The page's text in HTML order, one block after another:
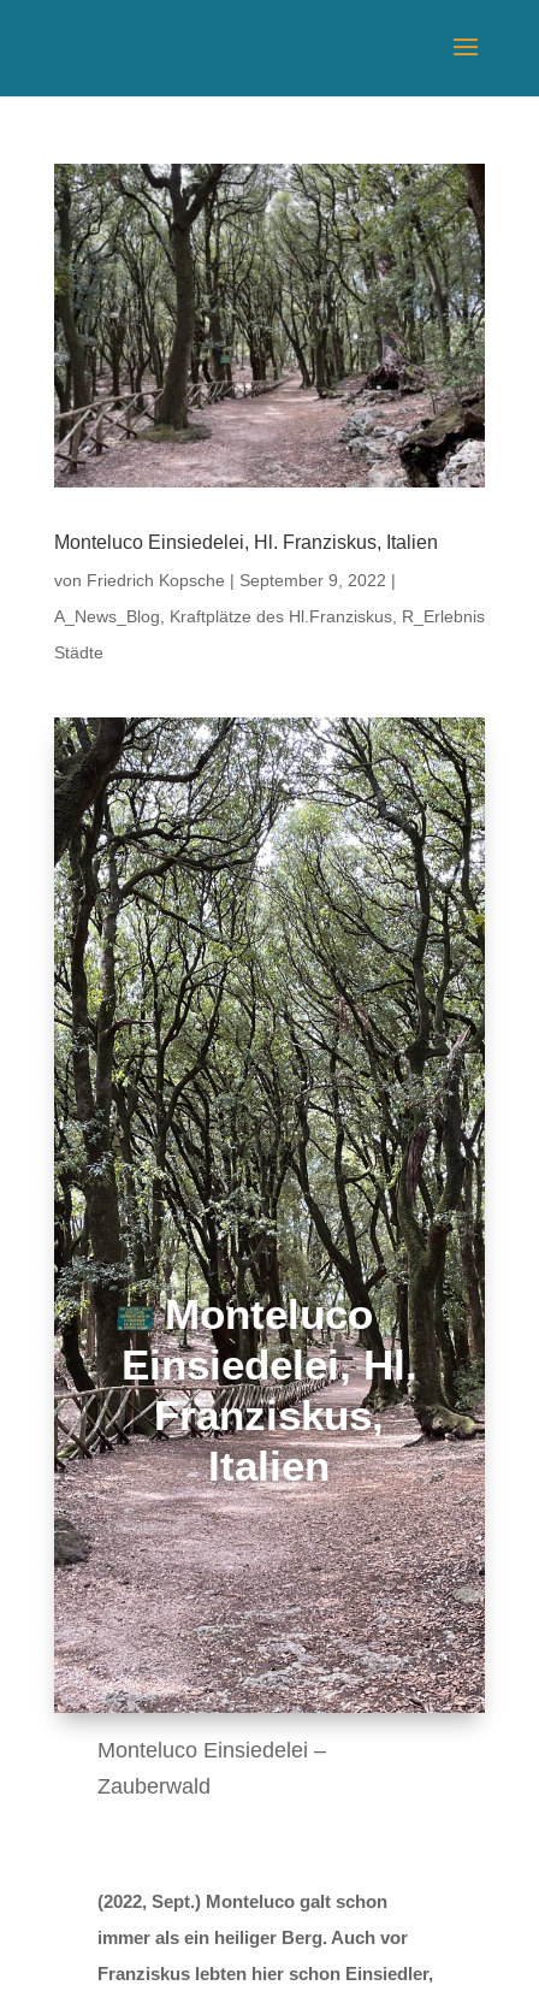
Monteluco Einsiedelei, Hl. Franziskus, Italien
von Friedrich Kopsche | September 9, 2022 |
A_News_Blog
Kraftplätze des Hl.Franziskus, R_Erlebnis
Städte
Monteluco
Einsiedelei, Hl.
Franziskus,
Italien
Monteluco Einsiedelei –
Zauberwald
(2022, Sept.) Monteluco galt schon
immer als ein heiliger Berg. Auch vor
Franziskus lebten hier schon Einsiedler,